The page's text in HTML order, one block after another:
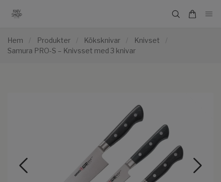
Hem / Produkter / Köksknivar / Knivset
/
Samura PRO-S – Knivsset med 3 knivar